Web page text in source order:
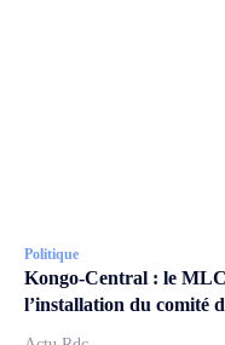
Politique
Kongo-Central : le
l’installation du comité